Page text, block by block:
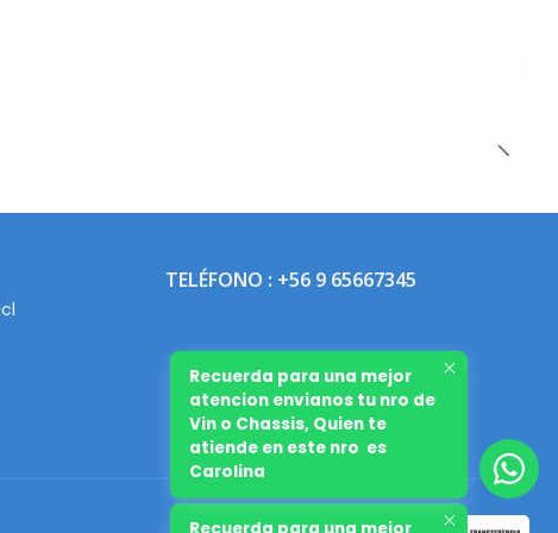
TELÉFONO : +56 9 65667345
Recuerda para una mejor
atencion envianos tu nro de
Vin o Chassis, Quien te
atiende en este nro es
Carolina